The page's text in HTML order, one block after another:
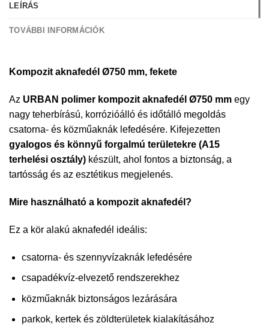
LEÍRÁS
TOVÁBBI INFORMÁCIÓK
Kompozit aknafedél Ø750 mm, fekete
Az URBAN polimer kompozit aknafedél Ø750 mm egy
nagy teherbírású, korrózióálló és időtálló megoldás
csatorna- és közműaknák lefedésére. Kifejezetten
gyalogos és könnyű forgalmú területekre (A15
terhelési osztály) készült, ahol fontos a biztonság, a
tartósság és az esztétikus megjelenés.
Mire használható a kompozit aknafedél?
Ez a kör alakú aknafedél ideális:
csatorna- és szennyvízaknák lefedésére
csapadékvíz-elvezető rendszerekhez
közműaknák biztonságos lezárására
parkok, kertek és zöldterületek kialakításához